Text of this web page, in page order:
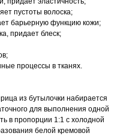
пустоты волоска;
барьерную функцию кожи;
придает блеск;
процессы в тканях.
из бутылочки набирается
для выполнения одной
в пропорции 1:1 с холодной
белой кремовой